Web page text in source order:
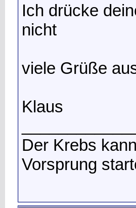
Ich drücke
nicht
viele Grüße
Klaus
Der Krebs
Vorsprung